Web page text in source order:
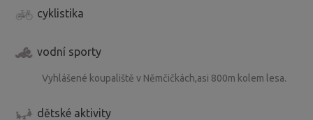
cyklistika
vodní sporty
Vyhlášené koupaliště v Němčičkách,asi 800m kolem lesa.
dětské aktivity